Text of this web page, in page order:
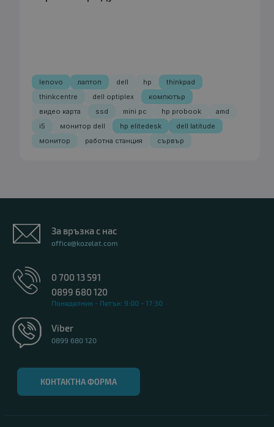
lenovo лаптоп dell hp
thinkpad
thinkcentre
dell optiplex
компютър
видео карта
ssd mini pc hp probook
amd
i5
монитор dell hp elitedesk
dell latitude
монитор
работна станция сървър
За връзка с нас
office@kozelat.com
0 700 13 591
0899 680 120
Понеделник - Петък: 9:00 - 17:30
Viber
0899 680 120
КОНТАКТНА ФОРМА